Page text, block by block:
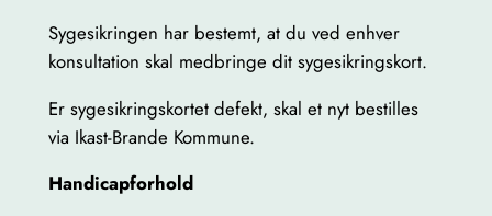
Sygesikringen har bestemt, at du ved enhver
konsultation skal medbringe dit sygesikringskort.
Er sygesikringskortet defekt, skal et nyt bestilles
via Ikast-Brande Kommune.
Handicapforhold